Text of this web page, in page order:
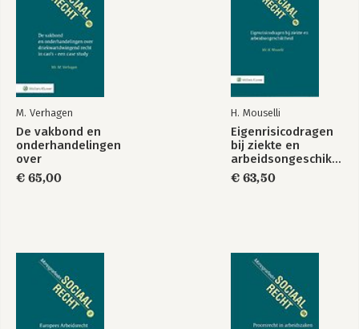
M. Verhagen
De vakbond en
onderhandelingen
over
driekwartdwingend
recht in cao's
€ 65,00
H. Mouselli
Eigenrisicodragen
bij ziekte en
arbeidsongeschiktheid
€ 63,50